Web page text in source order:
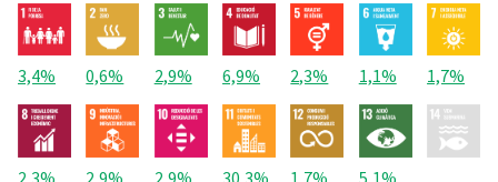
3,4% 0,6% 2,9% 6,9% 2,3% 1,1% 1,7%
2,3% 2,9% 2,9% 30,3% 1,7% 5,1%